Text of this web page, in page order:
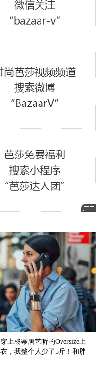
穿上杨幂唐艺昕的Oversize上
衣，我整个人少了5斤！和胖